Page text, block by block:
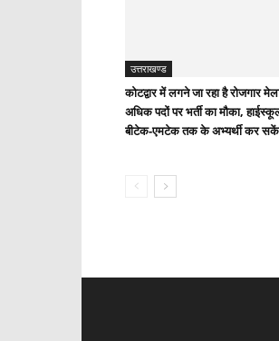
उत्तराखण्ड
कोटद्वार में लगने जा रहा है रोजगार
अधिक पदों पर भर्ती का मौका,
बीटेक-एमटेक तक के अभ्यर्थी कर